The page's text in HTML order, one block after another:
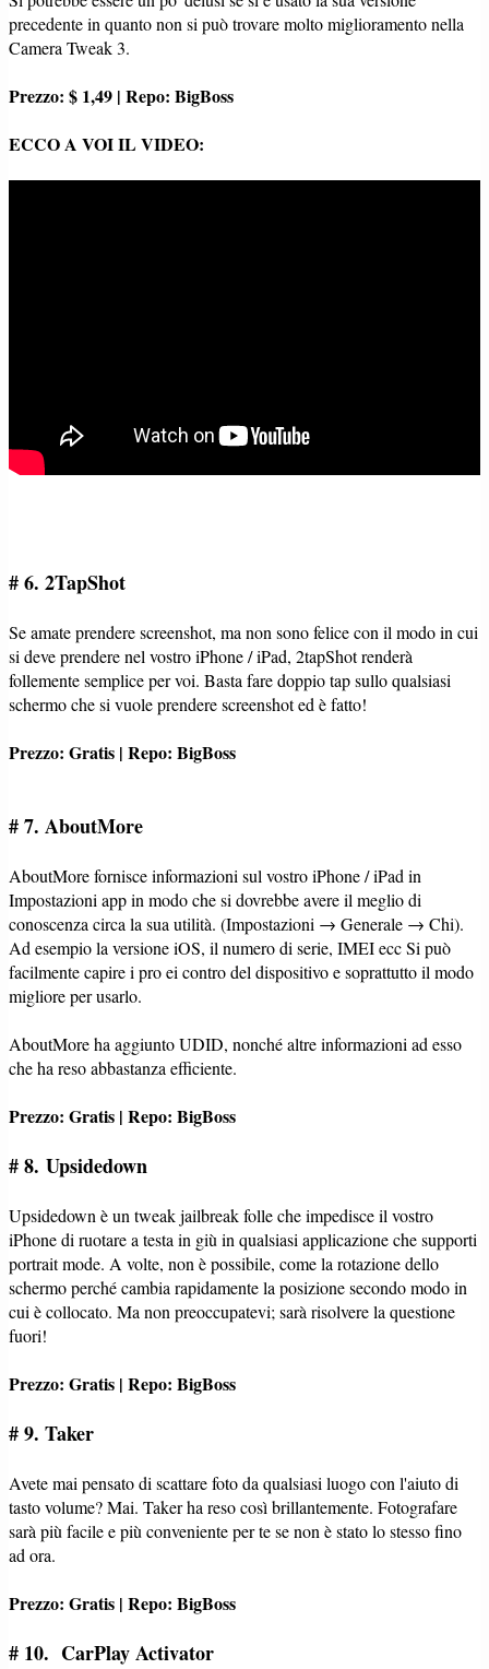
precedente in quanto non si può trovare molto miglioramento nella
Camera Tweak 3.
Prezzo: $ 1,49 | Repo: BigBoss
ECCO A VOI IL VIDEO:
# 6. 2TapShot
Se amate prendere screenshot, ma non sono felice con il modo in cui
si deve prendere nel vostro iPhone / iPad, 2tapShot renderà
follemente semplice per voi. Basta fare doppio tap sullo qualsiasi
schermo che si vuole prendere screenshot ed è fatto!
Prezzo: Gratis | Repo: BigBoss
# 7. AboutMore
AboutMore fornisce informazioni sul vostro iPhone / iPad in
Impostazioni app in modo che si dovrebbe avere il meglio di
conoscenza circa la sua utilità. (Impostazioni → Generale → Chi).
Ad esempio la versione iOS, il numero di serie, IMEI ecc Si può
facilmente capire i pro ei contro del dispositivo e soprattutto il modo
migliore per usarlo.
AboutMore ha aggiunto UDID, nonché altre informazioni ad esso
che ha reso abbastanza efficiente.
Prezzo: Gratis | Repo: BigBoss
# 8. Upsidedown
Upsidedown è un tweak jailbreak folle che impedisce il vostro
iPhone di ruotare a testa in giù in qualsiasi applicazione che supporti
portrait mode. A volte, non è possibile, come la rotazione dello
schermo perché cambia rapidamente la posizione secondo modo in
cui è collocato. Ma non preoccupatevi; sarà risolvere la questione
fuori!
Prezzo: Gratis | Repo: BigBoss
# 9. Taker
Avete mai pensato di scattare foto da qualsiasi luogo con l'aiuto di
tasto volume? Mai. Taker ha reso così brillantemente. Fotografare
sarà più facile e più conveniente per te se non è stato lo stesso fino
ad ora.
Prezzo: Gratis | Repo: BigBoss
# 10. CarPlay Activator